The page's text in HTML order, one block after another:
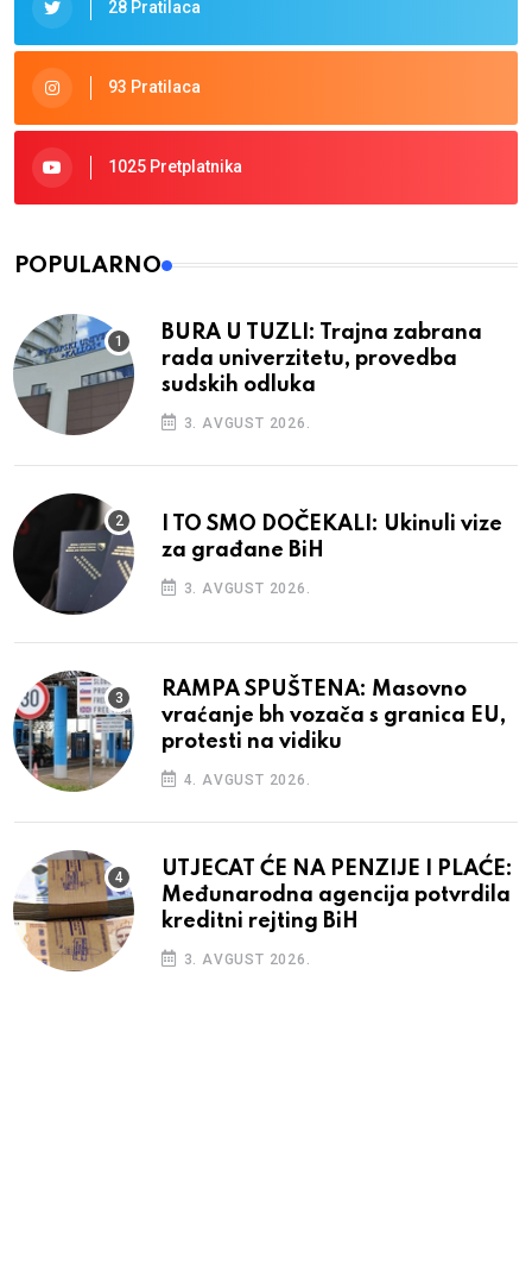
28 Pratilaca
93 Pratilaca
1025 Pretplatnika
POPULARNO
BURA U TUZLI: Trajna zabrana
rada univerzitetu, provedba
sudskih odluka
3. AVGUST 2026.
I TO SMO DOČEKALI: Ukinuli vize
za građane BiH
3. AVGUST 2026.
RAMPA SPUŠTENA: Masovno
vraćanje bh vozača s granica EU,
protesti na vidiku
4. AVGUST 2026.
UTJECAT ĆE NA PENZIJE I PLAĆE:
Međunarodna agencija potvrdila
kreditni rejting BiH
3. AVGUST 2026.